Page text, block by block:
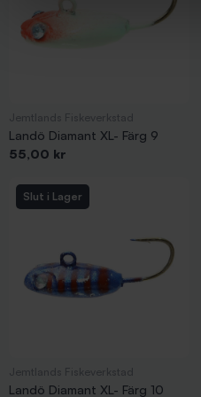
Landö Diamant XL- Färg 9
Pris
55,00 kr
Slut i Lager
Landö Diamant XL- Färg 10